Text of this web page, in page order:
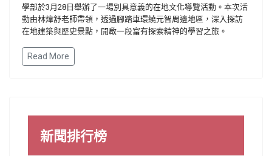
學部於3月28日舉辦了一場別具意義的在地文化導覽活動。本次活
動由林煒舒老師帶領，透過腳踏車環繞元智周邊地區，深入探訪
在地建築與歷史景點，開啟一段富有探索精神的學習之旅。
Read More
新聞排行榜